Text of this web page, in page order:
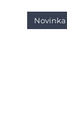
Novinka